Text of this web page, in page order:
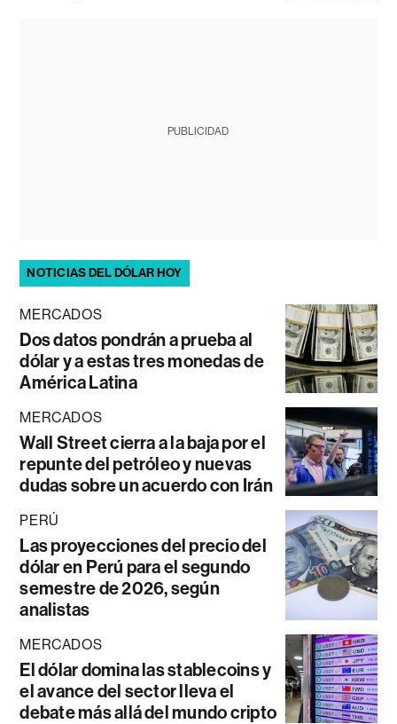
PUBLICIDAD
NOTICIAS DEL DÓLAR HOY
MERCADOS
Dos datos pondrán a prueba al
dólar y a estas tres monedas de
América Latina
MERCADOS
Wall Street cierra a la baja por el
repunte del petróleo y nuevas
dudas sobre un acuerdo con Irán
PERÚ
Las proyecciones del precio del
dólar en Perú para el segundo
semestre de 2026, según
analistas
MERCADOS
El dólar domina las stablecoins y
el avance del sector lleva el
debate más allá del mundo cripto